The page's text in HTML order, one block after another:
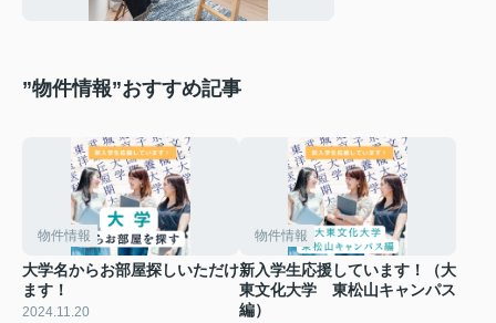
”物件情報”おすすめ記事
物件情報
大学名からお部屋探しいただけ
ます！
2024.11.20
物件情報
新入学生応援しています！（大
東文化大学 東松山キャンパス
編）